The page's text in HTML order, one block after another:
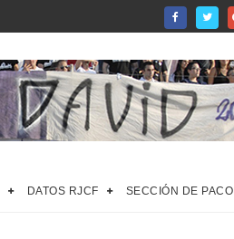
DATOS RJCF SECCIÓN DE PACO